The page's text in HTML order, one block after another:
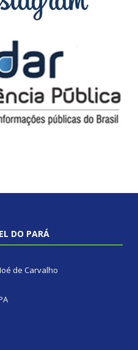
DO PARÁ
de Carvalho